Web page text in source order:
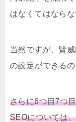
はなくてはならな
当然ですが、賢
の設定ができる
さらに6つ目7つ
SEOについては